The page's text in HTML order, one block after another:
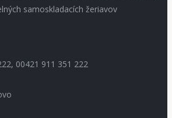
samoskladacích žeriavov
00421 911 351 222